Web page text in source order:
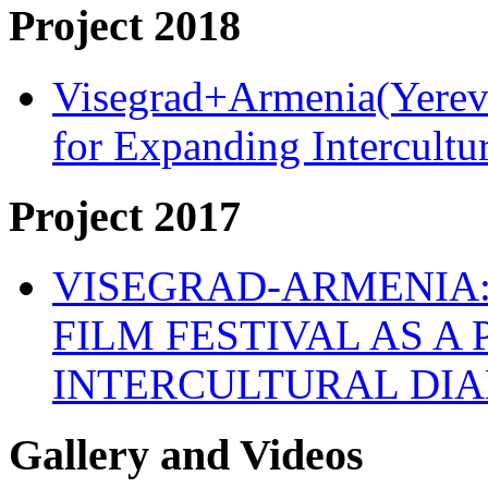
Project 2018
for Expanding
Project 2017
VISEGRAD-
FILM FESTIVAL AS A
INTERCULTURAL
Gallery and Videos